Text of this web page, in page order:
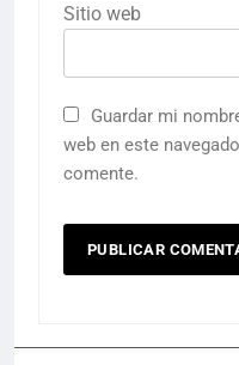
Sitio web
Guardar mi
web en este
comente.